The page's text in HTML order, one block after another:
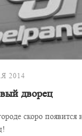
2014
дворец
скоро